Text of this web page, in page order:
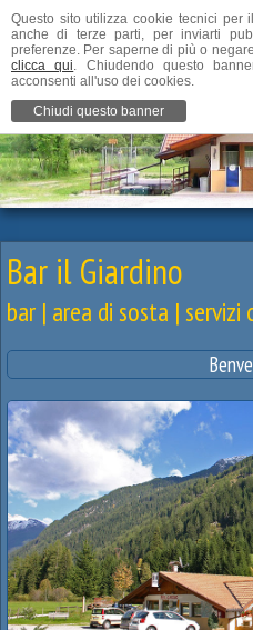
Bar il Giardino
bar | area di sosta | servizi
Questo sito utilizza cookie tecnici per
anche di terze parti, per inviarti
preferenze. Per saperne di più o
clicca qui. Chiudendo questo
acconsenti all'uso dei cookies.
Chiudi questo banner